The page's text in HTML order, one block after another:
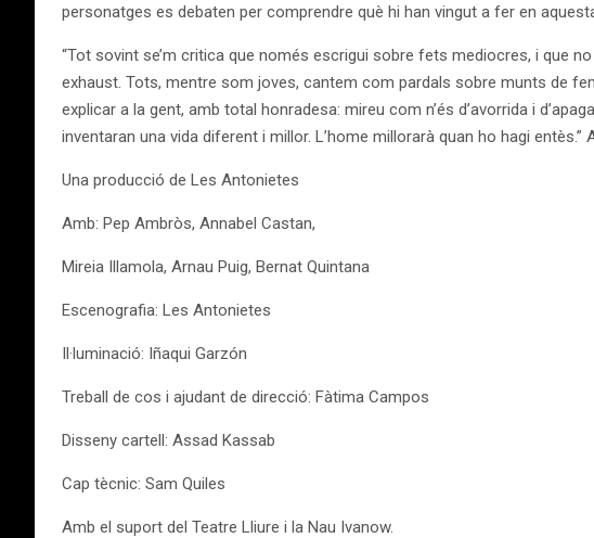
personatges es debaten per comprendre què hi han vingut a fer en
“Tot sovint se’m critica que només escrigui sobre fets mediocres, i que
exhaust. Tots, mentre som joves, cantem com pardals sobre munts de
explicar a la gent, amb total honradesa: mireu com n’és d’avorrida i
inventaran una vida diferent i millor. L’home millorarà quan ho hagi entès.”
Una producció de Les Antonietes
Amb: Pep Ambròs, Annabel Castan,
Mireia Illamola, Arnau Puig, Bernat Quintana
Escenografia: Les Antonietes
Il·luminació: Iñaqui Garzón
Treball de cos i ajudant de direcció: Fàtima Campos
Disseny cartell: Assad Kassab
Cap tècnic: Sam Quiles
Amb el suport del Teatre Lliure i la Nau Ivanow.